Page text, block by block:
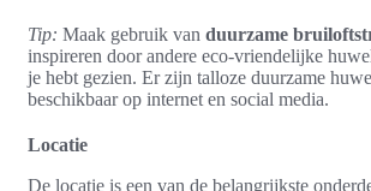
Tip: Maak gebruik van duurzame
inspireren door andere eco-vriendelijke
je hebt gezien. Er zijn talloze duurzame
beschikbaar op internet en social media.
Locatie
De locatie is een van de belangrijkste